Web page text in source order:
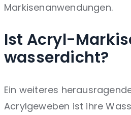
Markisenanwendungen.
Ist Acryl-
wasserdicht?
Ein weiteres
Acrylgeweben ist ihre